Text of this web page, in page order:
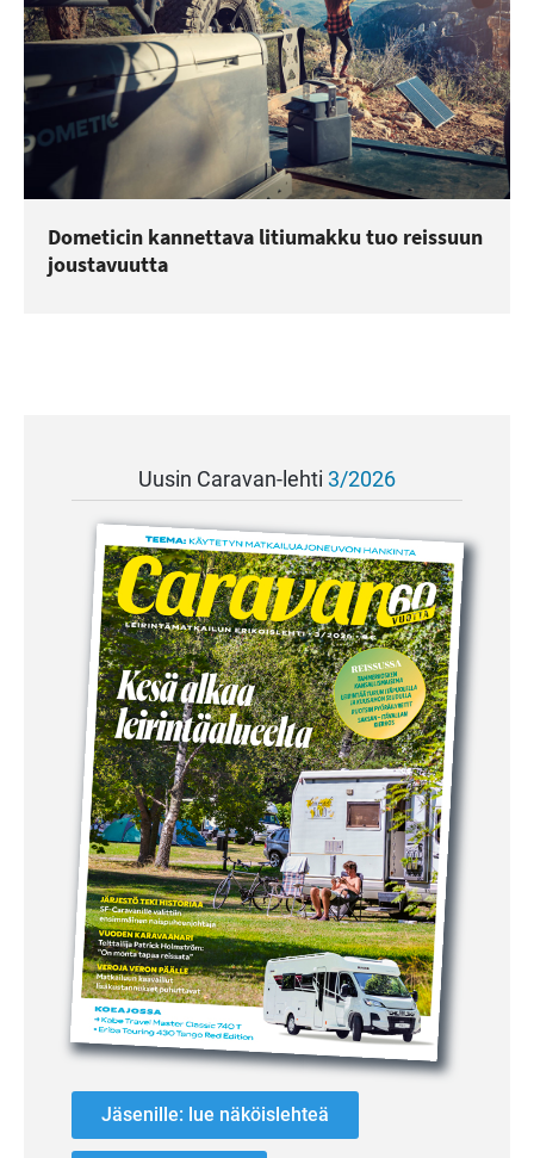
Dometicin kannettava litiumakku tuo reissuun
joustavuutta
Uusin Caravan-lehti 3/2026
Jäsenille: lue näköislehteä